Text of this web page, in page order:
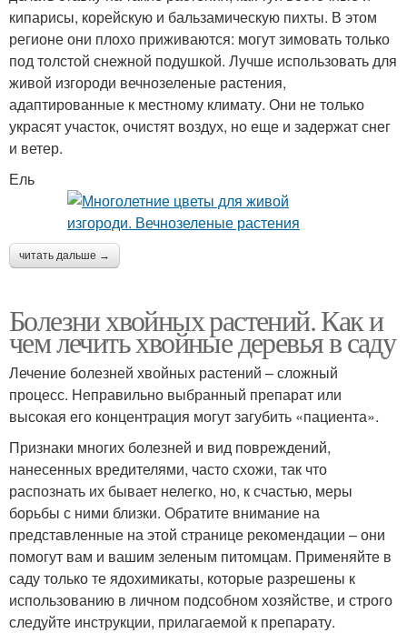
кипарисы, корейскую и бальзамическую пихты. В этом
регионе они плохо приживаются: могут зимовать только
под толстой снежной подушкой. Лучше использовать для
живой изгороди вечнозеленые растения,
адаптированные к местному климату. Они не только
украсят участок, очистят воздух, но еще и задержат снег
и ветер.
Ель
читать дальше →
Болезни хвойных растений. Как и
чем лечить хвойные деревья в саду
Лечение болезней хвойных растений – сложный
процесс. Неправильно выбранный препарат или
высокая его концентрация могут загубить «пациента».
Признаки многих болезней и вид повреждений,
нанесенных вредителями, часто схожи, так что
распознать их бывает нелегко, но, к счастью, меры
борьбы с ними близки. Обратите внимание на
представленные на этой странице рекомендации – они
помогут вам и вашим зеленым питомцам. Применяйте в
саду только те ядохимикаты, которые разрешены к
использованию в личном подсобном хозяйстве, и строго
следуйте инструкции, прилагаемой к препарату.